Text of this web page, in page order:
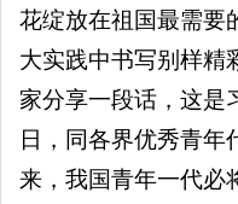
花绽放在祖国最需要
大实践中书写别样精
家分享一段话，这是
日，同各界优秀青年
来，我国青年一代必